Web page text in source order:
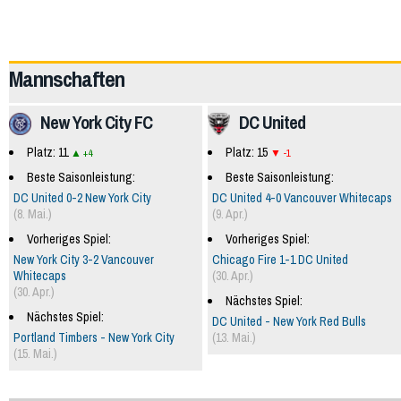
Mannschaften
DC United
Platz: 15 -1
Beste Saisonleistung:
DC United 4-0 Vancouver Whitecaps
(9. Apr.)
Vorheriges Spiel:
Chicago Fire 1-1 DC United
(30. Apr.)
Nächstes Spiel:
DC United - New York Red Bulls
(13. Mai.)
New York City FC
Platz: 11 +4
Beste Saisonleistung:
DC United 0-2 New York City
(8. Mai.)
Vorheriges Spiel:
New York City 3-2 Vancouver
Whitecaps
(30. Apr.)
Nächstes Spiel:
Portland Timbers - New York City
(15. Mai.)